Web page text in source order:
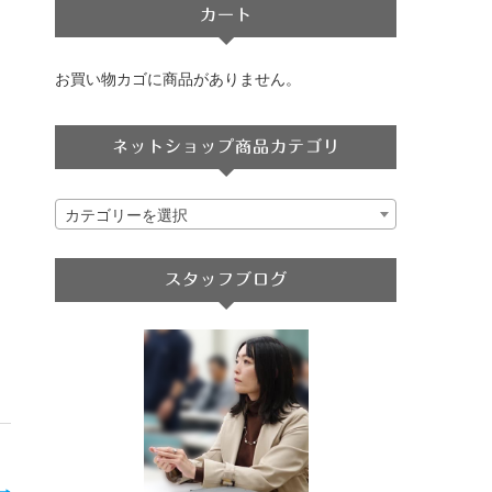
カート
お買い物カゴに商品がありません。
ネットショップ商品カテゴリ
カテゴリーを選択
スタッフブログ